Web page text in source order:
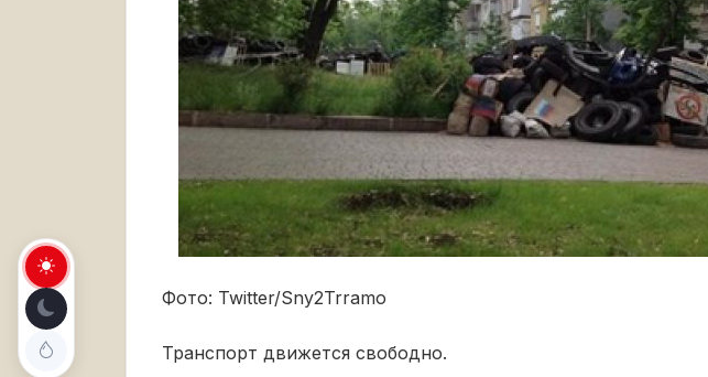
Фото: Twitter/Sny2Trramo
Транспорт движется свободно.